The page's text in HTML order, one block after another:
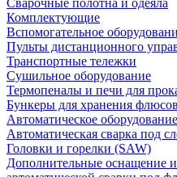
Сварочные полотна и одеяла
Комплектующие
Вспомогательное
Пульты дистанционного
Транспортные тележки
Сушильное оборудование
Термопеналы и печи для
Бункеры для хранения флюсов
Автоматическое оборудование
Автоматическая сварка под
Головки и горелки (SAW)
Дополнительные оснащение